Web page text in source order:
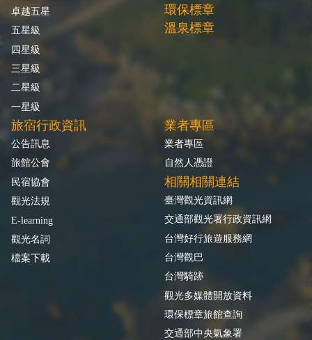
卓越五星
五星級
四星級
三星級
二星級
一星級
環保標章
溫泉標章
旅宿行政資訊
公告訊息
旅館公會
民宿協會
觀光法規
E-learning
觀光名詞
檔案下載
業者專區
業者專區
自然人憑證
相關相關連結
臺灣觀光資訊網
交通部觀光署行政資訊網
台灣好行旅遊服務網
台灣觀巴
台灣騎跡
觀光多媒體開放資料
環保標章旅館查詢
交通部中央氣象署